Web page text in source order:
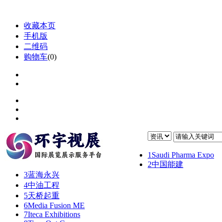
收藏本页
手机版
二维码
购物车(0)
1 Saudi Pharma Expo
2中国能建
3蓝海永兴
4中油工程
5天桥起重
6Media Fusion ME
7Iteca Exhibitions